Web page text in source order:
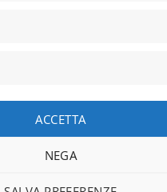
ACCETTA
NEGA
APPARATO
STOMACO E
2025 | Farmacia Salus SAS
e C.F. 11589610010 | Tutti I
riservati |
by2026 ©Way Solutions srls